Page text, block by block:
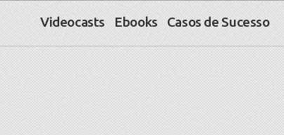
Videocasts Ebooks Casos de Sucesso